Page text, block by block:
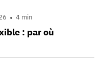
4 min
: par où